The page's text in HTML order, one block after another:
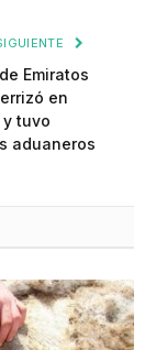
Emiratos
en
tuvo
aduaneros